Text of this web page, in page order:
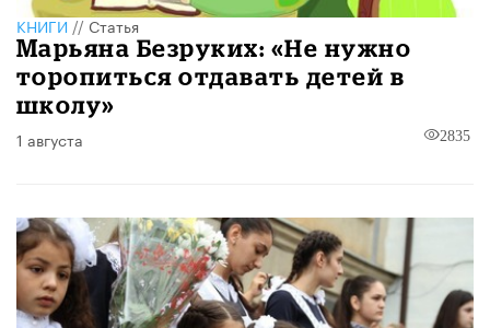
КНИГИ//Статья
Марьяна Безруких: «Не нужно
торопиться отдавать детей в
школу»
1 августа 2835